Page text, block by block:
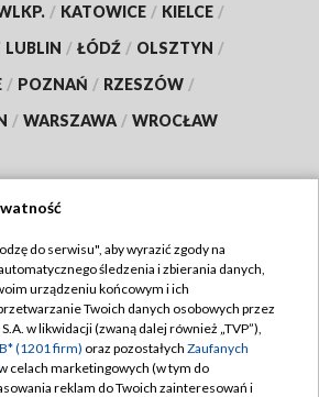
/ KATOWICE / KIELCE /
LUBLIN / ŁÓDŹ / OLSZTYN /
/ POZNAŃ / RZESZÓW /
/ WARSZAWA / WROCŁAW
TVP
TVP
Regulamin TVP
Polityka prywatności
Moje zgody
do serwisu", aby wyrazić zgody na
śledzenia i zbierania danych,
urządzeniu końcowym i ich
Twoich danych osobowych przez
w likwidacji (zwaną dalej również „TVP”),
(1201 firm) oraz pozostałych Zaufanych
celach marketingowych (w tym do
reklam do Twoich zainteresowań i